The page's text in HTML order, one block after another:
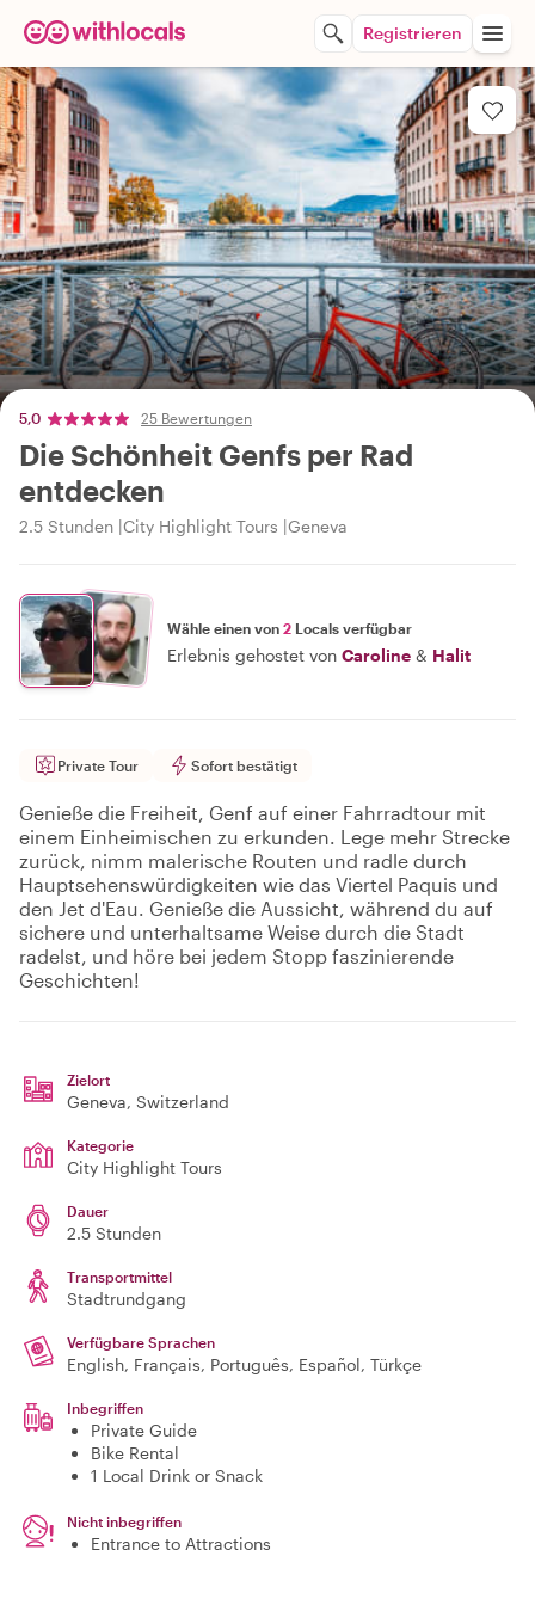
Registrieren
5,0 25 Bewertungen
Die Schönheit Genfs per Rad
entdecken
2.5 Stunden City Highlight Tours Geneva
Wähle einen von 2 Locals verfügbar
Erlebnis gehostet von Caroline & Halit
Private Tour Sofort bestätigt
Genieße die Freiheit, Genf auf einer Fahrradtour mit
einem Einheimischen zu erkunden. Lege mehr Strecke
zurück, nimm malerische Routen und radle durch
Hauptsehenswürdigkeiten wie das Viertel Paquis und
den Jet d'Eau. Genieße die Aussicht, während du auf
sichere und unterhaltsame Weise durch die Stadt
radelst, und höre bei jedem Stopp faszinierende
Geschichten!
Zielort
Geneva, Switzerland
Kategorie
City Highlight Tours
Dauer
2.5 Stunden
Transportmittel
Stadtrundgang
Verfügbare Sprachen
English, Français, Português, Español, Türkçe
Inbegriffen
Private Guide
Bike Rental
1 Local Drink or Snack
Nicht inbegriffen
Entrance to Attractions